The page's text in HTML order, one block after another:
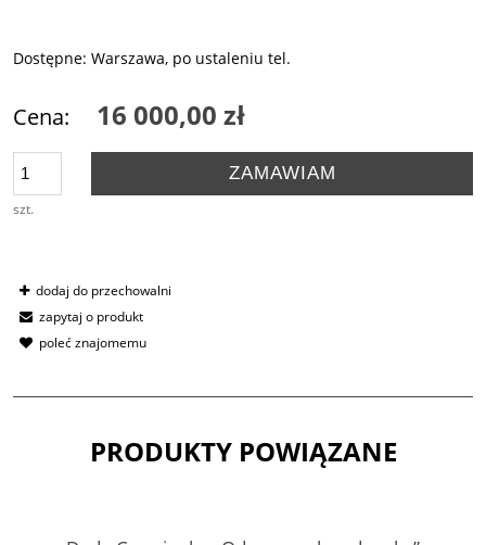
Dostępne: Warszawa, po ustaleniu tel.
Cena: 16 000,00 zł
szt.
ZAMAWIAM
dodaj do przechowalni
zapytaj o produkt
poleć znajomemu
PRODUKTY POWIĄZANE